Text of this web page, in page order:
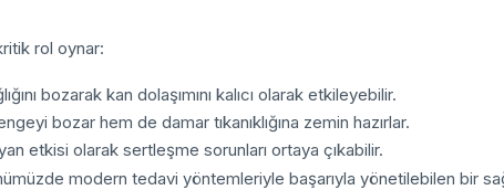
rol oynar:
bozarak kan dolaşımını kalıcı olarak etkileyebilir.
bozar hem de damar tıkanıklığına zemin hazırlar.
etkisi olarak sertleşme sorunları ortaya çıkabilir.
modern tedavi yöntemleriyle başarıyla yönetilebilen bir